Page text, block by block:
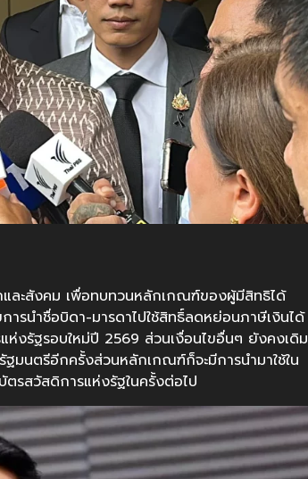
และสังคม เพื่อทบทวนหลักเกณฑ์ของผู้มีสิทธิได้
ารนำชื่อบิดา-มารดาไปใช้สิทธิ์ลดหย่อนภาษีเงินได้
งรัฐรอบใหม่ปี 2569 ส่วนเงื่อนไขอื่นๆ ยังคงเดิม
มนตรีอีกครั้งส่วนหลักเกณฑ์ก็จะมีการนำมาใช้ใน
ตรสวัสดิการแห่งรัฐในครั้งต่อไป